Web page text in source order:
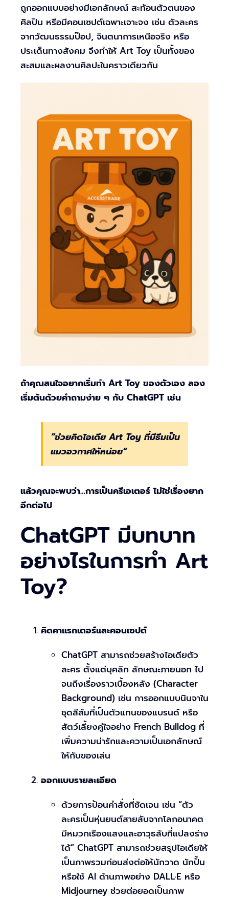
ถูกออกแบบอย่างมีเอกลักษณ์ สะท้อนตัวตนของ
ศิลปิน หรือมีคอนเซปต์เฉพาะเจาะจง เช่น ตัวละคร
จากวัฒนธรรมป๊อป, จินตนาการเหนือจริง หรือ
ประเด็นทางสังคม จึงทำให้ Art Toy เป็นทั้งของ
สะสมและผลงานศิลปะในคราวเดียวกัน
ถ้าคุณสนใจอยากเริ่มทำ Art Toy ของตัวเอง ลอง
เริ่มต้นด้วยคำถามง่าย ๆ กับ ChatGPT เช่น
“ช่วยคิดไอเดีย Art Toy ที่มีธีมเป็น
แมวอวกาศให้หน่อย”
แล้วคุณจะพบว่า…การเป็นครีเอเตอร์ ไม่ใช่เรื่องยาก
อีกต่อไป
ChatGPT มีบทบาท
อย่างไรในการทำ Art
Toy?
คิดคาแรกเตอร์และคอนเซปต์
ChatGPT สามารถช่วยสร้างไอเดียตัว
ละคร ตั้งแต่บุคลิก ลักษณะภายนอก ไป
จนถึงเรื่องราวเบื้องหลัง (Character
Background) เช่น การออกแบบนินจาใน
ชุดสีส้มที่เป็นตัวแทนของแบรนด์ หรือ
สัตว์เลี้ยงคู่ใจอย่าง French Bulldog ที่
เพิ่มความน่ารักและความเป็นเอกลักษณ์
ให้กับของเล่น
ออกแบบรายละเอียด
ด้วยการป้อนคำสั่งที่ชัดเจน เช่น “ตัว
ละครเป็นหุ่นยนต์สายลับจากโลกอนาคต
มีหมวกเรืองแสงและอาวุธลับที่แปลงร่าง
ได้” ChatGPT สามารถช่วยสรุปไอเดียให้
เป็นภาพรวมก่อนส่งต่อให้นักวาด นักปั้น
หรือใช้ AI ด้านภาพอย่าง DALL·E หรือ
Midjourney ช่วยต่อยอดเป็นภาพ